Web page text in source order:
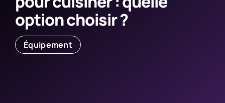
option choisir ?
Équipement